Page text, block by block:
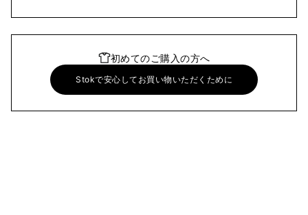
初めてのご購入の方へ
Stokで安心してお買い物いただくために